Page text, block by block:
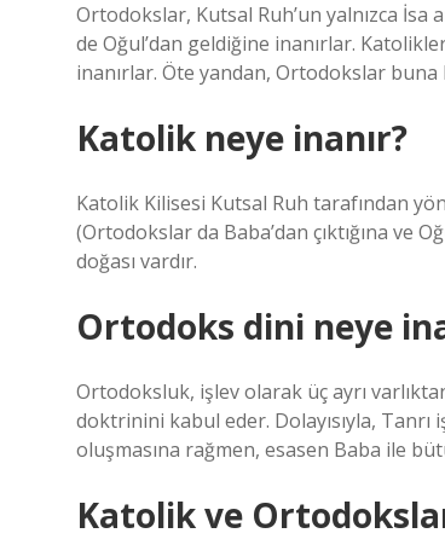
Ortodokslar, Kutsal Ruh’un yalnızca İsa
de Oğul’dan geldiğine inanırlar.
inanırlar. Öte yandan, Ortodokslar
Katolik neye inanır?
Katolik Kilisesi Kutsal Ruh tarafından
(Ortodokslar da Baba’dan çıktığına ve
doğası vardır.
Ortodoks dini neye
Ortodoksluk, işlev olarak üç ayrı
doktrinini kabul eder. Dolayısıyla, Tanrı
oluşmasına rağmen, esasen Baba ile
Katolik ve